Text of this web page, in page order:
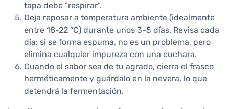
tapa debe "respirar".
Deja reposar a temperatura ambiente (idealmente
entre 18-22 °C) durante unos 3-5 días. Revisa cada
día: si se forma espuma, no es un problema, pero
elimina cualquier impureza con una cuchara.
Cuando el sabor sea de tu agrado, cierra el frasco
herméticamente y guárdalo en la nevera, lo que
detendrá la fermentación.